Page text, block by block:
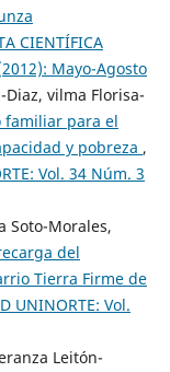
CIENTÍFICA
Mayo-Agosto
Diaz, vilma Florisa-
familiar para el
y pobreza ,
Vol. 34 Núm. 3
Soto-Morales,
del
Tierra Firme de
UNINORTE: Vol.
Leitón-